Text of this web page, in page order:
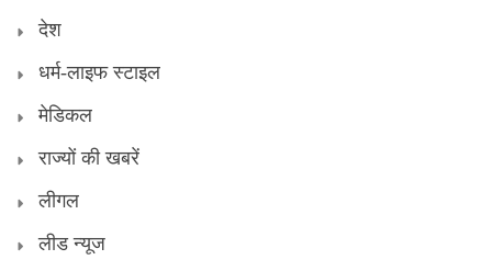
देश
धर्म-लाइफ स्टाइल
मेडिकल
राज्यों की खबरें
लीगल
लीड न्यूज